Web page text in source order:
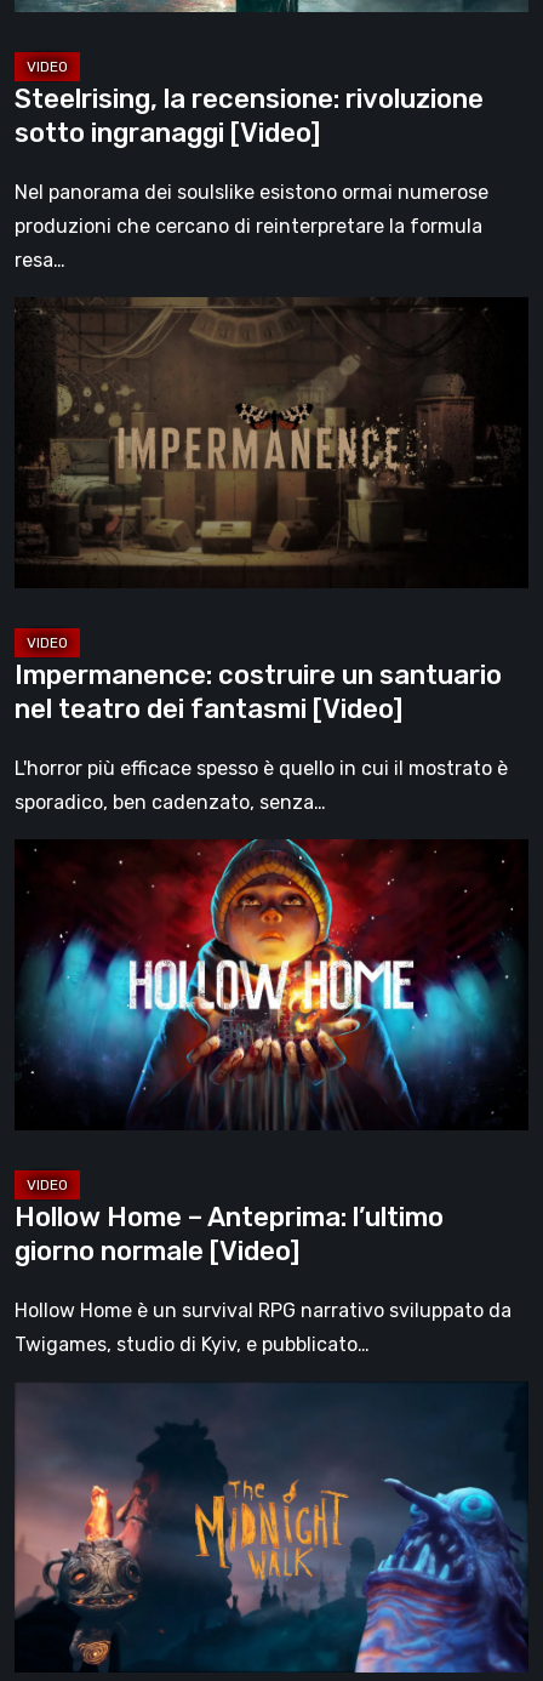
Steelrising, la recensione: rivoluzione
sotto ingranaggi [Video]
Nel panorama dei soulslike esistono ormai numerose
produzioni che cercano di reinterpretare la formula
resa…
Impermanence:
costruire
santuario
nel
teatro
fantasmi
[Video]
Impermanence: costruire un santuario
nel teatro dei fantasmi [Video]
L'horror più efficace spesso è quello in cui il mostrato è
sporadico, ben cadenzato, senza…
Hollow
Home
Anteprima:
l’ultimo
giorno
normale
Hollow Home – Anteprima: l’ultimo
giorno normale [Video]
Hollow Home è un survival RPG narrativo sviluppato da
Twigames, studio di Kyiv, e pubblicato…
la
recensione:
una
malinconica
gotica